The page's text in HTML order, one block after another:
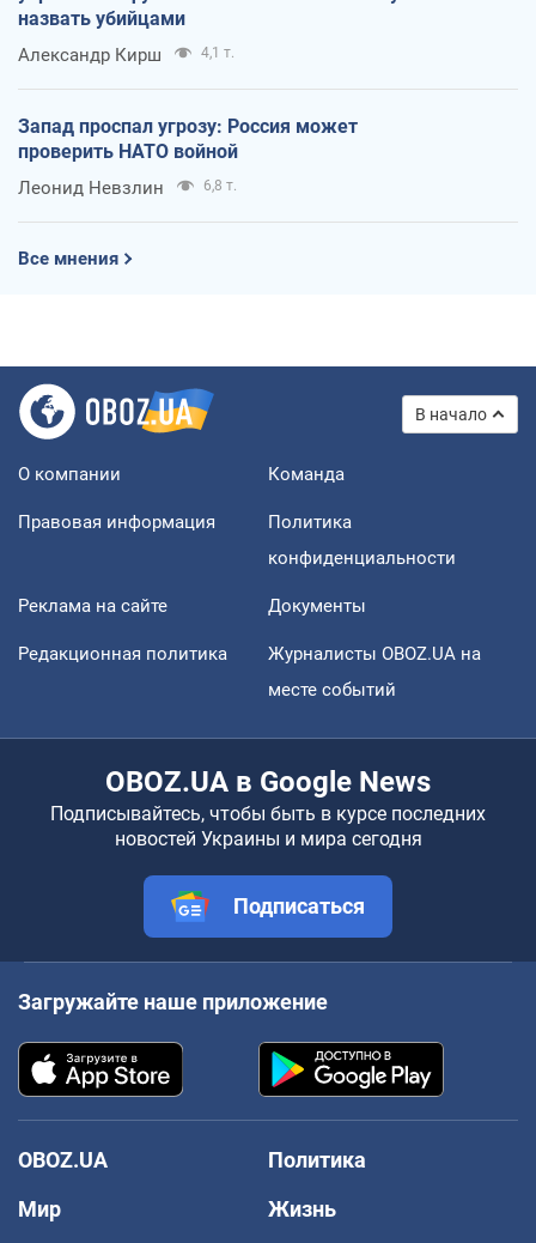
назвать убийцами
Александр Кирш 4,1 т.
Запад проспал угрозу: Россия может
проверить НАТО войной
Леонид Невзлин 6,8 т.
Все мнения
В начало
О компании Команда
Правовая информация
Политика
конфиденциальности
Реклама на сайте Документы
Редакционная политика
Журналисты OBOZ.UA на
месте событий
OBOZ.UA в Google News
Подписывайтесь, чтобы быть в курсе последних
новостей Украины и мира сегодня
Подписаться
Загружайте наше приложение
OBOZ.UA
Политика
Мир
Жизнь